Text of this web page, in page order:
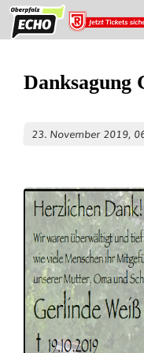
Danksagung
23. November 2019,
D
a
n
k
s